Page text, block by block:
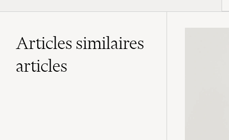
Articles similaires
articles